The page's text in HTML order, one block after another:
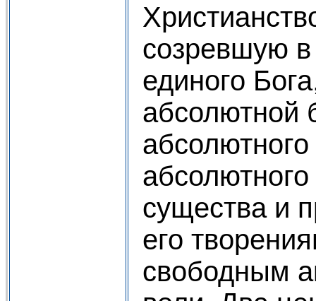
созревшую
единого
абсолютной
существа и
его
свободным